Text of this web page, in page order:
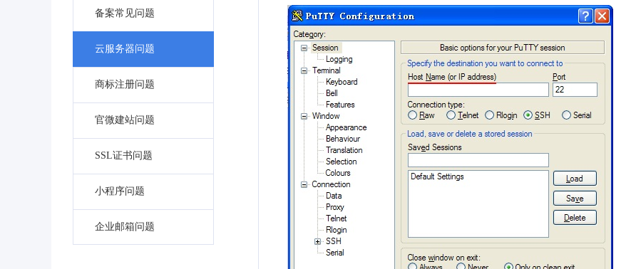
备案常见问题
云服务器问题
商标注册问题
官微建站问题
SSL证书问题
小程序问题
企业邮箱问题